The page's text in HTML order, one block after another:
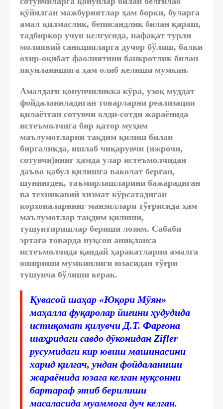
қўйилган мажбуриятлар ҳам борки, буларга
амал қилмаслик, беписандлик билан қараш,
тадбиркор учун келгусида, нафақат турли
молиявий санкцияларга дучор бўлиш, балки
охир-оқибат фаолиятини банкротлик билан
якунланишига ҳам олиб келиши мумкин.
Амалдаги қонунчиликка кўра, узоқ муддат
фойдаланиладиган товарларни реализация
қилаётган сотувчи олди-сотди жараёнида
истеъмолчига бир қатор муҳим
маълумотларни тақдим қилиш билан
биргаликда, ишлаб чиқарувчи (ижрочи,
сотувчи)нинг ҳамда улар истеъмолчидан
даъво қабул қилишга ваколат берган,
шунингдек, таъмирлашларини бажарадиган
ва техникавий хизмат кўрсатадиган
корхоналарнинг манзиллари тўғрисида ҳам
маълумотлар тақдим қилиши,
тушунтиришлар бериши лозим. Сабаби
эртага товарда нуқсон аниқланса
истеъмолчида қандай ҳаракатларни амалга
ошириши мумкинлиги юзасидан тўғри
тушунча бўлиши керак.
Қувасой шаҳар «Юқори Мўян»
маҳалла фуқаролар йиғини ҳудудида
истиқомат қилувчи Д.Т. Фарғона
шаҳридаги савдо дўконидан Zifler
русумидаги кир ювиш машинасини
харид қилгач, ундан фойдаланиши
жараёнида юзага келган нуқсонни
бартараф этиб берилиши
масаласида муаммога дуч келган.